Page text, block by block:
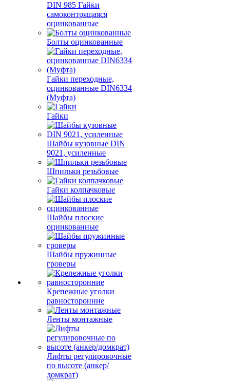
DIN 985 Гайки
самоконтрящаяся
оцинкованные
Болты оцинкованные
Гайки переходные,
оцинкованные DIN6334
(Муфта)
Гайки
Шайбы кузовные DIN
9021, усиленные
Шпильки резьбовые
Гайки колпачковые
Шайбы плоские
оцинкованные
Шайбы пружинные
гроверы
Крепежные уголки
равносторонние
Ленты монтажные
Лифты регулировочные
по высоте (анкер/
домкрат)